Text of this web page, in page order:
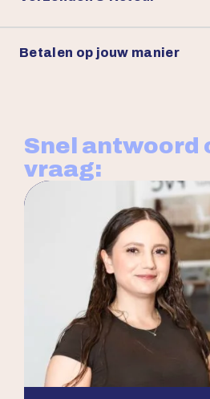
Betalen op jouw manier
Snel antwoord
vraag: